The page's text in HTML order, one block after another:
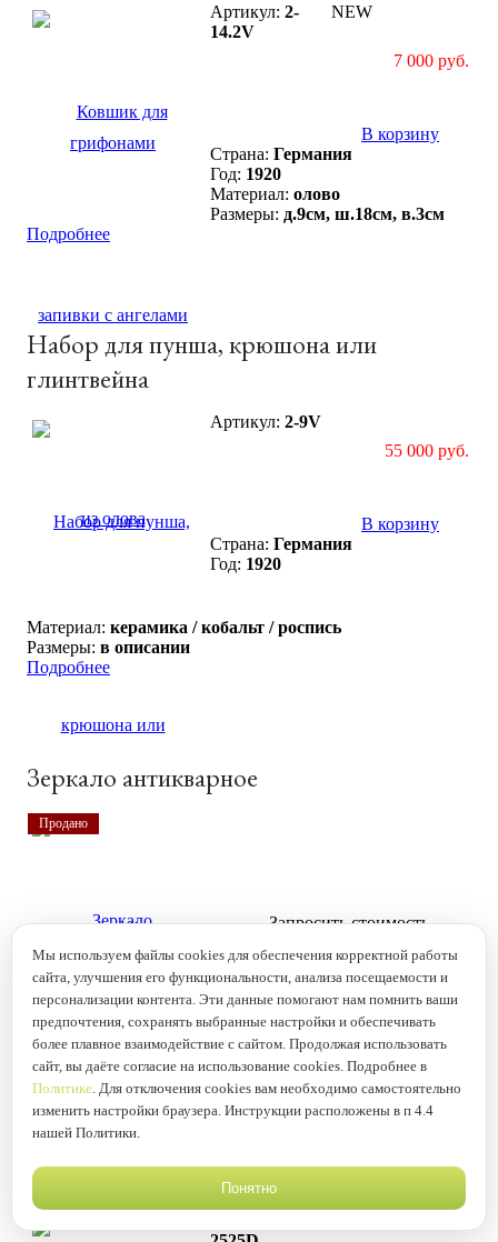
NEW
7 000 руб.
В корзину
Артикул: 2-
14.2V
Страна: Германия
Год: 1920
Материал: олово
Размеры: д.9см, ш.18см, в.3см
Подробнее
Набор для пунша, крюшона или
глинтвейна
55 000 руб.
В корзину
Артикул: 2-9V
Страна: Германия
Год: 1920
Материал: керамика / кобальт / роспись
Размеры: в описании
Подробнее
Зеркало антикварное
Продано
Запросить стоимость
Артикул:
Страна:Франция
Год:1900
Материал:орех
Размеры:в.175см. дл.127см. гл.16см
Подробнее
Гравюра Dr. E Albert&C 1893 год
Мы используем файлы cookies для обеспечения корректной работы
сайта, улучшения его функциональности, анализа посещаемости и
персонализации контента. Эти данные помогают нам помнить ваши
предпочтения, сохранять выбранные настройки и обеспечивать
более плавное взаимодействие с сайтом. Продолжая использовать
сайт, вы даёте согласие на использование cookies. Подробнее в
Политике. Для отключения cookies вам необходимо самостоятельно
изменить настройки браузера. Инструкции расположены в п 4.4
нашей Политики.
Понятно